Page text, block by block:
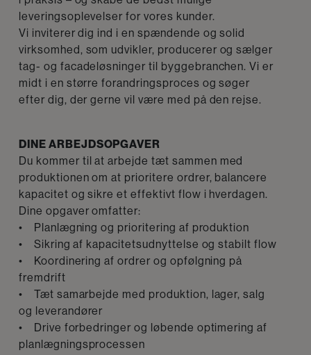
leveringsoplevelser for vores kunder.
Vi inviterer dig ind i en spændende og solid
virksomhed, som udvikler, producerer og sælger
tag- og facadeløsninger til byggebranchen. Vi er
midt i en større forandringsproces og søger
efter dig, der gerne vil være med på den rejse.
DINE ARBEJDSOPGAVER
Du kommer til at arbejde tæt sammen med
produktionen om at prioritere ordrer, balancere
kapacitet og sikre et effektivt flow i hverdagen.
Dine opgaver omfatter:
• Planlægning og prioritering af produktion
• Sikring af kapacitetsudnyttelse og stabilt flow
• Koordinering af ordrer og opfølgning på
fremdrift
• Tæt samarbejde med produktion, lager, salg
og leverandører
• Drive forbedringer og løbende optimering af
planlægningsprocessen